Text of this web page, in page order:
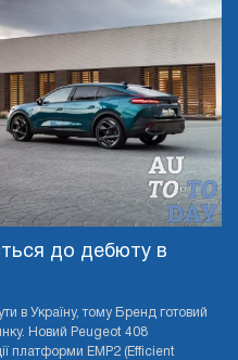
до дебюту в
в Україну, тому Бренд готовий
Новий Peugeot 408
платформи EMP2 (Efficient